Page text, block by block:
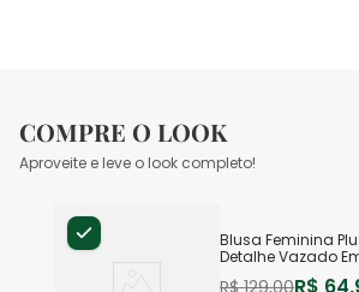
COMPRE O LOOK
Aproveite e leve o look completo!
Blusa Feminina
Detalhe Vazado